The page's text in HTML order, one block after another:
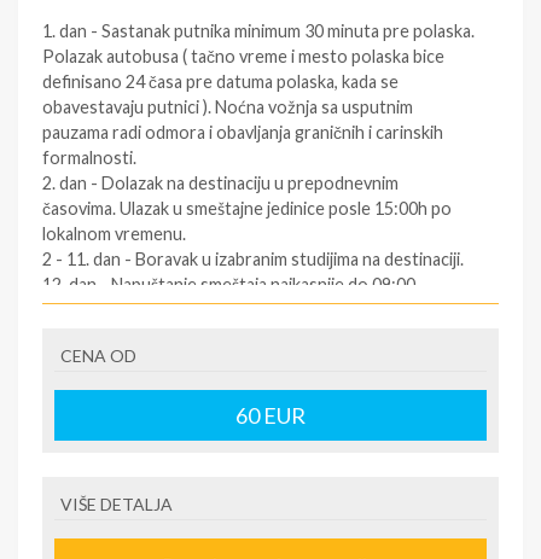
1. dan - Sastanak putnika minimum 30 minuta pre polaska.
Polazak autobusa ( tačno vreme i mesto polaska bice
definisano 24 časa pre datuma polaska, kada se
obavestavaju putnici ). Noćna vožnja sa usputnim
pauzama radi odmora i obavljanja graničnih i carinskih
formalnosti.
2. dan - Dolazak na destinaciju u prepodnevnim
časovima. Ulazak u smeštajne jedinice posle 15:00h po
lokalnom vremenu.
2 - 11. dan - Boravak u izabranim studijima na destinaciji.
12. dan - Napuštanje smeštaja najkasnije do 09:00
časova. Slobodno vreme. Polazak za Srbiju oko podneva
informisati se kod predstavnika agencija dan pre
povratka ). Vožnja kroz Grčku i Makedoniju prema Srbiji.
12/13. dan - Dolazak u Srbiju u ranim jutarnjim časovima.
1.dan - Dolazak na destinaciju. Obavezno kontaktirati
CENA OD
60EUR
VIŠE DETALJA